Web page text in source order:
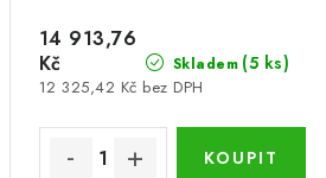
Skladem (5 ks)
12 325,42 Kč bez DPH
14 913,76
Kč